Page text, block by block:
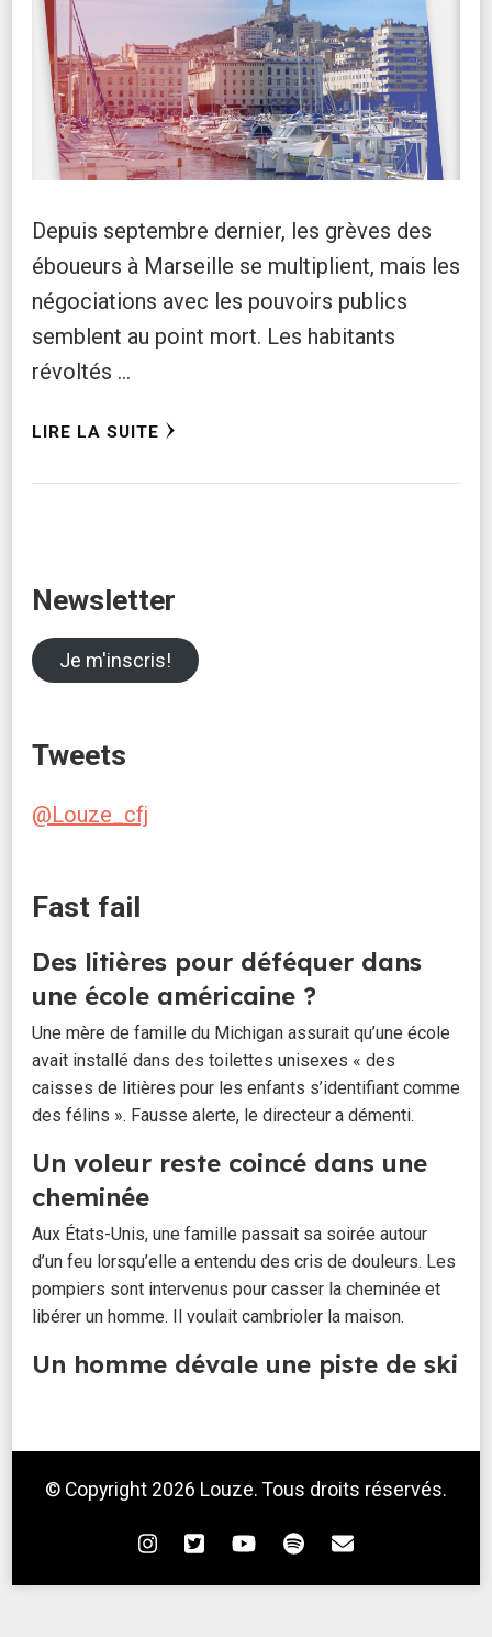
Depuis septembre dernier, les grèves des
éboueurs à Marseille se multiplient, mais les
négociations avec les pouvoirs publics
semblent au point mort. Les habitants
révoltés …
LIRE LA SUITE
Newsletter
Je m'inscris!
Tweets
@Louze_cfj
Fast fail
Des litières pour déféquer dans
une école américaine ?
Une mère de famille du Michigan assurait qu’une école
avait installé dans des toilettes unisexes « des
caisses de litières pour les enfants s’identifiant comme
des félins ». Fausse alerte, le directeur a démenti.
Un voleur reste coincé dans une
cheminée
Aux États-Unis, une famille passait sa soirée autour
d’un feu lorsqu’elle a entendu des cris de douleurs. Les
pompiers sont intervenus pour casser la cheminée et
libérer un homme. Il voulait cambrioler la maison.
Un homme dévale une piste de ski
de ski, en train de dévaler une piste rouge. Belle frayeur,
Un distributeur de plats
© Copyright 2026 Louze. Tous droits réservés.